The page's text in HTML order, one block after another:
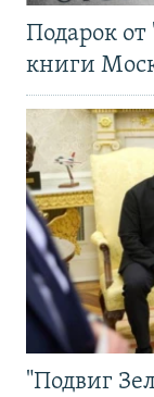
Подарок от
книги
"Подвиг